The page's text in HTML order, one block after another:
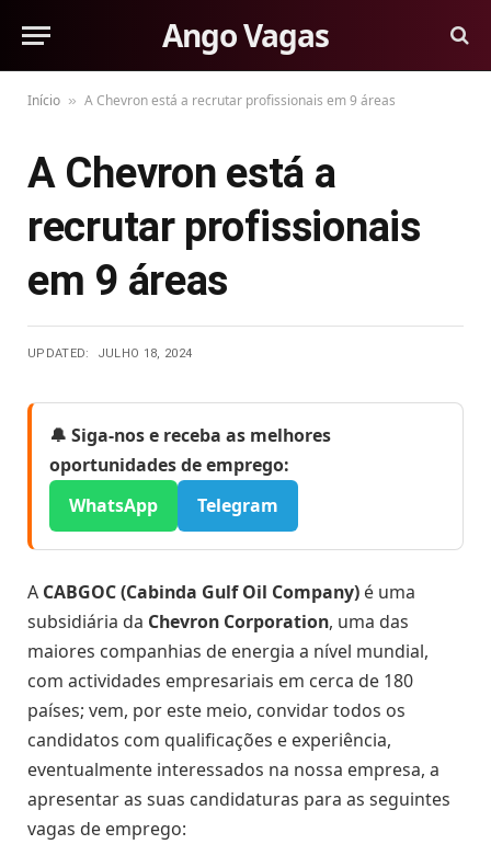
Ango Vagas
Início » A Chevron está a recrutar profissionais em 9 áreas
A Chevron está a
recrutar profissionais
em 9 áreas
UPDATED: JULHO 18, 2024
🔔 Siga-nos e receba as melhores
oportunidades de emprego:
WhatsApp
Telegram
A CABGOC (Cabinda Gulf Oil Company) é uma
subsidiária da Chevron Corporation, uma das
maiores companhias de energia a nível mundial,
com actividades empresariais em cerca de 180
países; vem, por este meio, convidar todos os
candidatos com qualificações e experiência,
eventualmente interessados na nossa empresa, a
apresentar as suas candidaturas para as seguintes
vagas de emprego: